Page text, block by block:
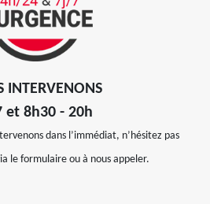
INTERVENONS
et 8h30 - 20h
dans l’immédiat, n’hésitez pas
le formulaire ou à nous appeler.